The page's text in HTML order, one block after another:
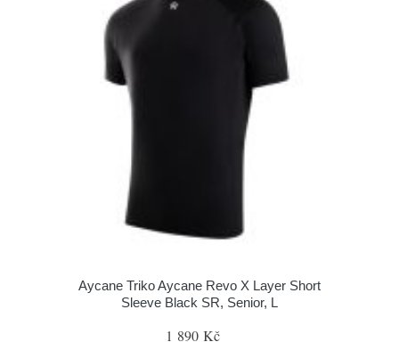
Aycane Triko Aycane Revo X Layer Short
Sleeve Black SR, Senior, L
1 890 Kč